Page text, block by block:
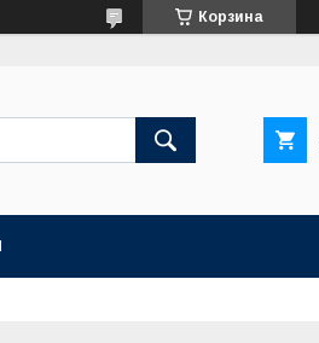
Корзина